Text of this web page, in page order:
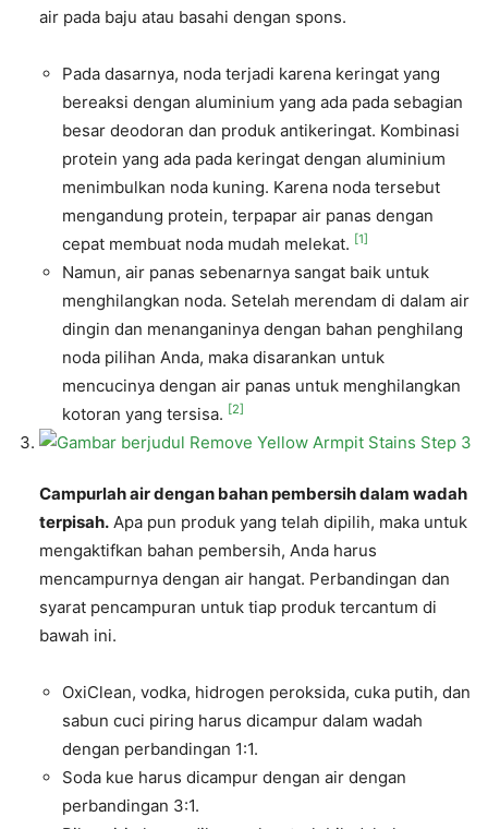
air pada baju atau basahi dengan spons.
Pada dasarnya, noda terjadi karena keringat yang
bereaksi dengan aluminium yang ada pada sebagian
besar deodoran dan produk antikeringat. Kombinasi
protein yang ada pada keringat dengan aluminium
menimbulkan noda kuning. Karena noda tersebut
mengandung protein, terpapar air panas dengan
cepat membuat noda mudah melekat. [1]
Namun, air panas sebenarnya sangat baik untuk
menghilangkan noda. Setelah merendam di dalam air
dingin dan menanganinya dengan bahan penghilang
noda pilihan Anda, maka disarankan untuk
mencucinya dengan air panas untuk menghilangkan
kotoran yang tersisa. [2]
Campurlah air dengan bahan pembersih dalam wadah
terpisah. Apa pun produk yang telah dipilih, maka untuk
mengaktifkan bahan pembersih, Anda harus
mencampurnya dengan air hangat. Perbandingan dan
syarat pencampuran untuk tiap produk tercantum di
bawah ini.
OxiClean, vodka, hidrogen peroksida, cuka putih, dan
sabun cuci piring harus dicampur dalam wadah
dengan perbandingan 1:1.
Soda kue harus dicampur dengan air dengan
perbandingan 3:1.